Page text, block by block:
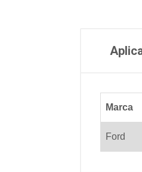
Marca
Ford